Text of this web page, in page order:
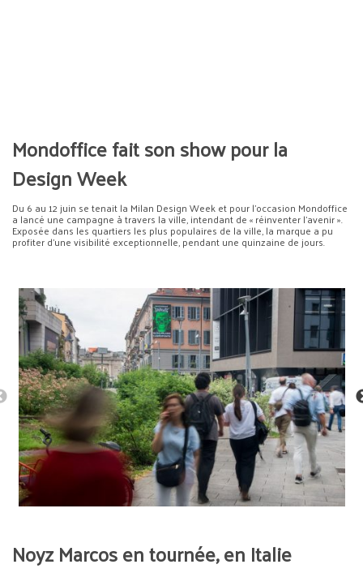
Mondoffice fait son show pour la
Design Week
Du 6 au 12 juin se tenait la Milan Design Week et pour l’occasion Mondoffice
a lancé une campagne à travers la ville, intendant de « réinventer l’avenir ».
Exposée dans les quartiers les plus populaires de la ville, la marque a pu
profiter d’une visibilité exceptionnelle, pendant une quinzaine de jours.
Noyz Marcos en tournée, en Italie